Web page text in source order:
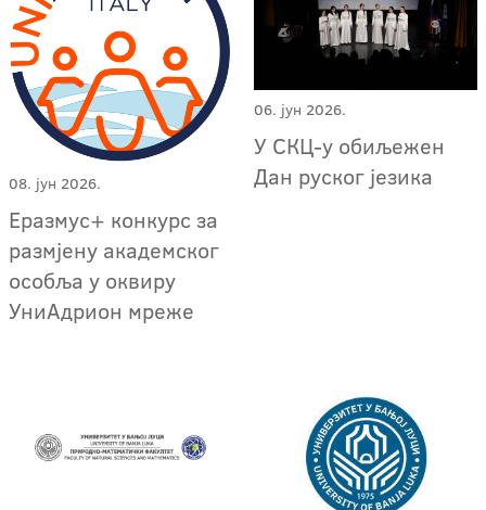
08. јун 2026.
Еразмус+ конкурс за
размјену академског
особља у оквиру
УниАдрион мреже
06. јун 2026.
У СКЦ-у обиљежен
Дан руског језика